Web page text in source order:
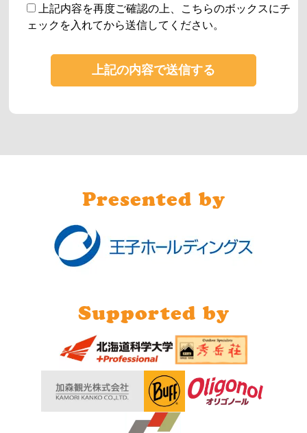
ついての告知、又はホームページに必要事項を
公示し、個人情報は、お客様へ住宅に関する情
供するために、お客様の個人情報について、個
を徹底してまいります。
当社は個人情報の取扱に関する法令等を遵守い
たします。
は、利用目的に照らして必要な範囲の個人情報
を収集させていただきます。
また収集した個人情報は、利用目的の範囲内
で、かつ業務上必要な範囲内で利用させていた
だきます。
上記内容を再度ご確認の上、こちらのボックスにチ
ェックを入れてから送信してください。
Presented by
Supported by